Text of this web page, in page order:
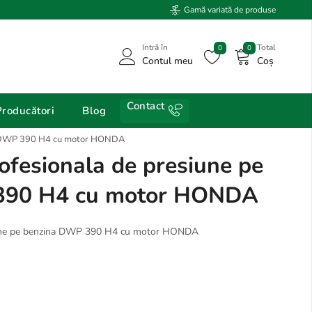
Gamă variată de produse
Intră în
Contul meu
0 Total
Coș
0
Blog Contact
390 H4 cu motor HONDA
de presiune pe
H4 cu motor HONDA
pe benzina DWP 390 H4 cu motor HONDA